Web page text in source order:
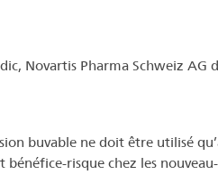
Novartis Pharma Schweiz AG
buvable ne doit être utilisé
risque chez les